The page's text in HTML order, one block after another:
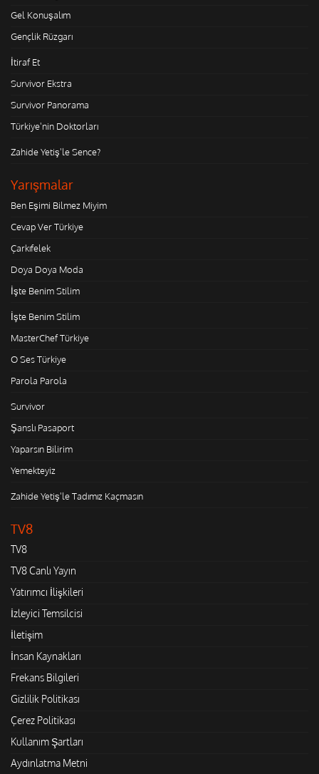
Gel Konuşalım
Gençlik Rüzgarı
İtiraf Et
Survivor Ekstra
Survivor Panorama
Türkiye'nin Doktorları
Zahide Yetiş'le Sence?
Yarışmalar
Ben Eşimi Bilmez Miyim
Cevap Ver Türkiye
Çarkıfelek
Doya Doya Moda
İşte Benim Stilim
İşte Benim Stilim
MasterChef Türkiye
O Ses Türkiye
Parola Parola
Survivor
Şanslı Pasaport
Yaparsın Bilirim
Yemekteyiz
Zahide Yetiş'le Tadımız Kaçmasın
TV8
TV8
TV8 Canlı Yayın
Yatırımcı İlişkileri
İzleyici Temsilcisi
İletişim
İnsan Kaynakları
Frekans Bilgileri
Gizlilik Politikası
Çerez Politikası
Kullanım Şartları
Aydınlatma Metni